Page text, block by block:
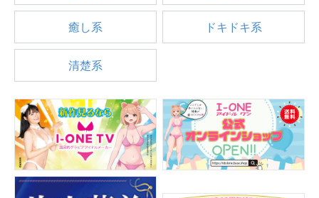
癒し系 ドキドキ系
清楚系